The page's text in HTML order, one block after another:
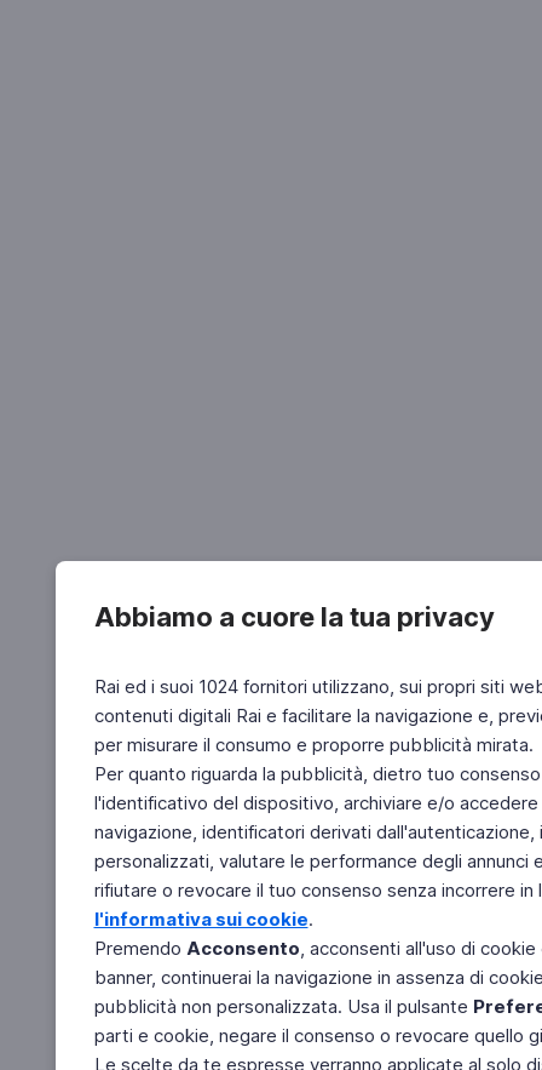
Abbiamo a cuore la tua privacy
Rai ed i suoi 1024 fornitori utilizzano, sui propri siti
contenuti digitali Rai e facilitare la navigazione e,
per misurare il consumo e proporre pubblicità mirata.
Per quanto riguarda la pubblicità, dietro tuo
l'identificativo del dispositivo, archiviare e/o
navigazione, identificatori derivati
personalizzati, valutare le performance degli
rifiutare o revocare il tuo consenso senza incorrere
l'informativa sui cookie.
Premendo Acconsento, acconsenti all'uso di
banner, continuerai la navigazione in assenza di
pubblicità non personalizzata. Usa il pulsante
parti e cookie, negare il consenso o revocare quello
Le scelte da te espresse verranno applicate al solo